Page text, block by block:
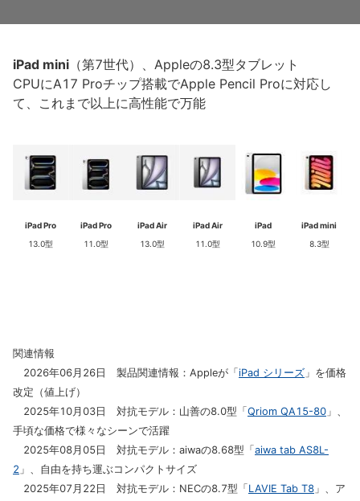
iPad mini （第7世代）、Appleの8.3型タブレット
CPUにA17 Proチップ搭載でApple Pencil Proに対応し
て、これまで以上に高性能で万能
iPad Pro
13.0型
iPad Pro
11.0型
iPad Air
13.0型
iPad Air
11.0型
iPad
10.9型
iPad mini
8.3型
関連情報
2026年06月26日 製品関連情報：Appleが「 iPad シリーズ 」を価格
改定（値上げ）
2025年10月03日 対抗モデル：山善の8.0型「 Qriom QA15-80 」、
手頃な価格で様々なシーンで活躍
2025年08月05日 対抗モデル：aiwaの8.68型「 aiwa tab AS8L-
2 」、自由を持ち運ぶコンパクトサイズ
2025年07月22日 対抗モデル：NECの8.7型「 LAVIE Tab T8 」、ア